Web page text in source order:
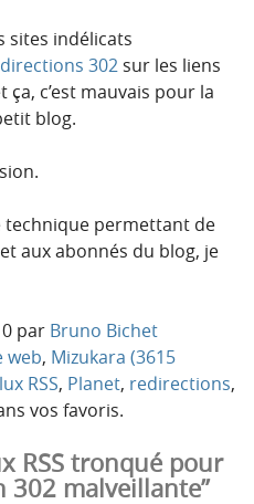
sites indélicats
302 sur les liens
c’est mauvais pour la
blog.
technique permettant de
aux abonnés du blog, je
par Bruno Bichet
web, Mizukara (3615
RSS, Planet, redirections,
vos favoris.
RSS tronqué pour
302 malveillante”